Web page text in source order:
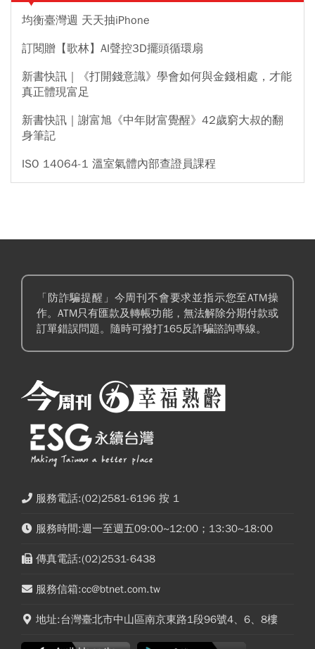
均衡臺灣週 天天抽iPhone
訂閱贈【歌林】AI聲控3D擺頭循環扇
新書快訊｜《打開錢意識》學會如何與金錢相處，才能
真正體現富足
新書快訊｜謝富旭《中年財富覺醒》42歲窮大叔的翻
身筆記
ISO 14064-1 溫室氣體內部查證員課程
「防詐騙提醒」今周刊不會要求並指示您至ATM操
作。ATM只有匯款及轉帳功能，無法解除分期付款或
訂單錯誤問題。隨時可撥打165反詐騙諮詢專線。
服務電話:(02)2581-6196 按 1
服務時間:週一至週五09:00~12:00；13:30~18:00
傳真電話:(02)2531-6438
服務信箱:cc@btnet.com.tw
地址:台灣臺北市中山區南京東路1段96號4、6、8樓